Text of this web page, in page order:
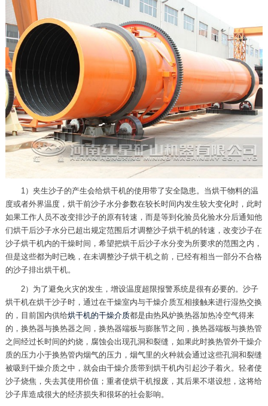
1）夹生沙子的产生会给烘干机的使用带了安全隐患。当烘干物料的温
度或者外界温度，烘干前沙子水分参数在较长时间内发生较大变化时，此时
如果工作人员不改变排沙子的原有转速，而是等到化验员化验水分后通知他
们烘干后沙子水分已超出规定范围后才调整沙子烘干机的转速，改变沙子在
沙子烘干机内的干燥时间，希望把烘干后沙子水分变为所要求的范围之内，
但是这些都为时已晚，在未调整沙子烘干机之前，已经有相当一部分不合格
的沙子排出烘干机。
2）为了避免火灾的发生，增设温度超限报警系统是很有必要的。沙子
烘干机在烘干沙子时，通过在干燥室内与干燥介质互相接触来进行湿热交换
的，目前国内供给烘干机的干燥介质都是由热风炉换热器加热冷空气得来
的，换热器与换热器之间，换热器端板与膨胀节之间，换热器端板与换热管
之间经过长时间的灼烧，腐蚀会出现孔洞和裂缝，如果此时换热管外干燥介
质的压力小于换热管内烟气的压力，烟气里的火种就会通过这些孔洞和裂缝
被吸到干燥介质之中，就会由干燥介质带到烘干机内引起沙子着火。轻者使
沙子烧焦，失去其使用价值；重者使烘干机报废，其后果不堪设想，这将给
沙子库造成很大的经济损失和很坏的社会影响。